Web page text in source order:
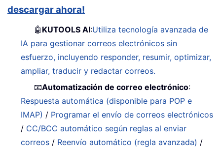
descargar ahora!
🤖 KUTOOLS AI:Utiliza tecnología avanzada de
IA para gestionar correos electrónicos sin
esfuerzo, incluyendo responder, resumir, optimizar,
ampliar, traducir y redactar correos.
📧Automatización de correo electrónico:
Respuesta automática (disponible para POP e
IMAP) / Programar el envío de correos electrónicos
/ CC/BCC automático según reglas al enviar
correos / Reenvío automático (regla avanzada) /